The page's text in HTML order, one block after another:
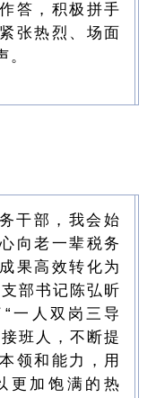
答，积极拼手
张热烈、场面
干部，我会始
向老一辈税务
果高效转化为
部书记陈弘昕
一人双岗三导
班人，不断提
领和能力，用
更加饱满的热